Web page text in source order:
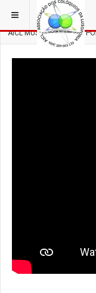
ESTÁ EM... 3
AICL MÚSICA, DANÇA E